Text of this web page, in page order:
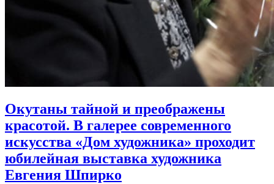
Окутаны тайной и преображены
красотой. В галерее современного
искусства «Дом художника» проходит
юбилейная выставка художника
Евгения Шпирко